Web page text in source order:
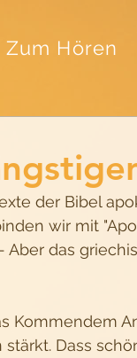
Zum Hören
der Bibel
wir mit
Aber das
Kommendem
Dass